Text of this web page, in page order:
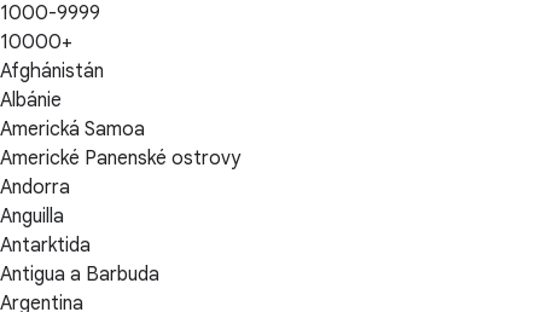
1000-9999
10000+
Afghánistán
Albánie
Americká Samoa
Americké Panenské ostrovy
Andorra
Anguilla
Antarktida
Antigua a Barbuda
Argentina